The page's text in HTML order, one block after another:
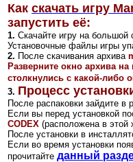
Как скачать игру
запустить её:
1. Скачайте игру на большой
Установочные файлы игры
2. После скачивания архива
Разверните окно архива
столкнулись с какой-либо
3. Процесс
После распаковки зайдите в
Если вы перед установкой
CODEX (расположена в этой
После установки в
Если во время установки
прочитайте данный